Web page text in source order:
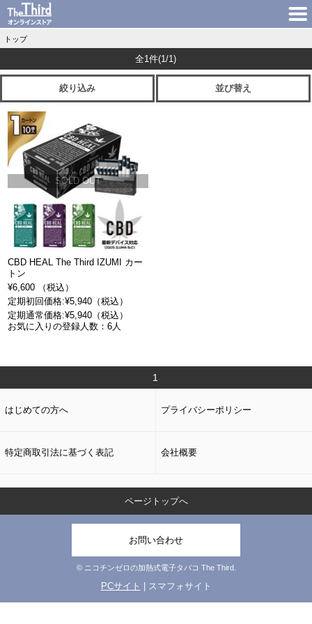
トップ
全1件(1/1)
絞り込み 並び替え
SOLD OUT
CBD HEAL The Third IZUMI カー
トン
¥6,600 （税込）
定期初回価格:¥5,940（税込）
定期通常価格:¥5,940（税込）
お気に入りの登録人数：6人
1
はじめての方へ プライバシーポリシー
特定商取引法に基づく表記 会社概要
ページトップへ
お問い合わせ
© ニコチンゼロの加熱式電子タバコ The Third.
PCサイト | スマフォサイト